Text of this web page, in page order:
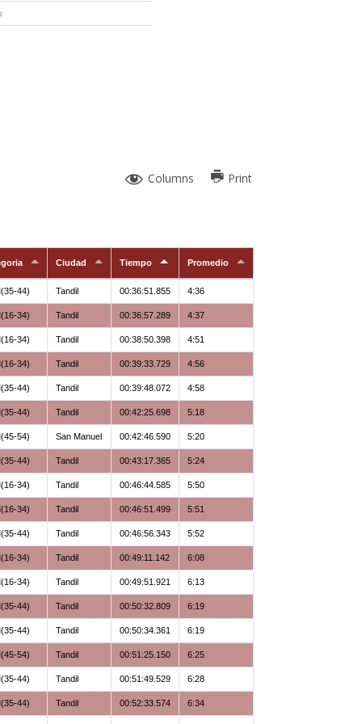
Columns Print
Ciudad Tiempo Promedio
44) Tandil 00:36:51.855 4:36
34) Tandil 00:36:57.289 4:37
34) Tandil 00:38:50.398 4:51
34) Tandil 00:39:33.729 4:56
44) Tandil 00:39:48.072 4:58
44) Tandil 00:42:25.698 5:18
54) San Manuel 00:42:46.590 5:20
44) Tandil 00:43:17.365 5:24
34) Tandil 00:46:44.585 5:50
34) Tandil 00:46:51.499 5:51
44) Tandil 00:46:56.343 5:52
34) Tandil 00:49:11.142 6:08
34) Tandil 00:49:51.921 6:13
44) Tandil 00:50:32.809 6:19
44) Tandil 00:50:34.361 6:19
54) Tandil 00:51:25.150 6:25
44) Tandil 00:51:49.529 6:28
44) Tandil 00:52:33.574 6:34